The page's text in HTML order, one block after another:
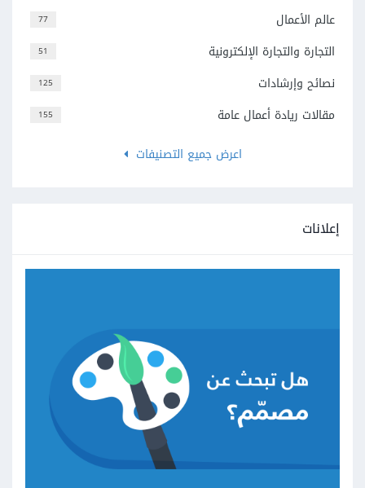
77 عالم الأعمال
51 التجارة والتجارة الإلكترونية
125 نصائح وإرشادات
155
مقالات ريادة أعمال عامة
اعرض جميع التصنيفات
إعلانات